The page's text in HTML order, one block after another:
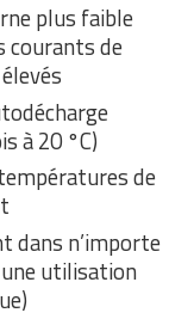
plus faible
courants de
à 20 °C)
de
dans n’importe
utilisation